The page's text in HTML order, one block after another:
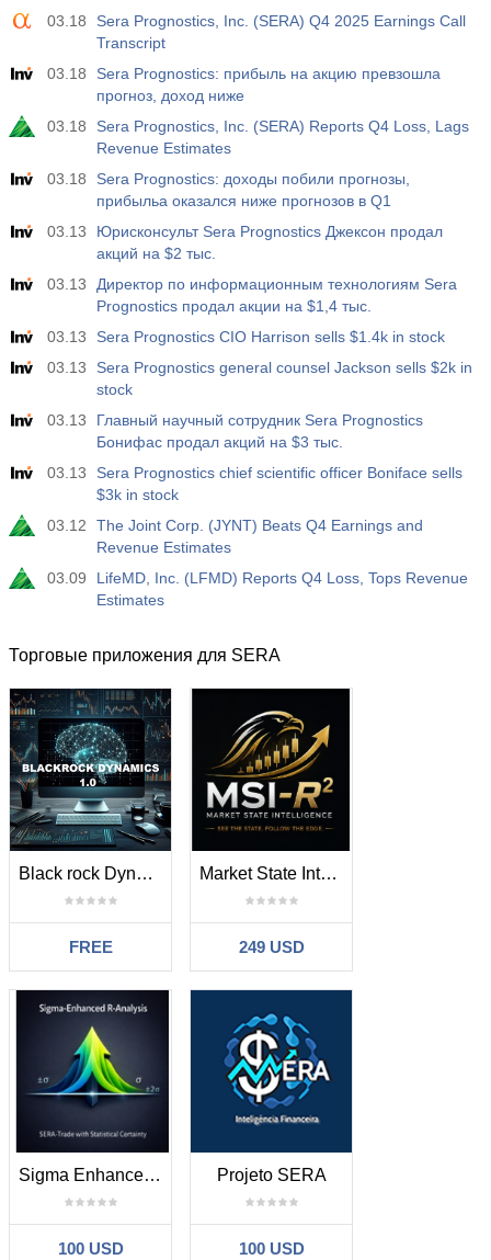
03.18
Sera Prognostics, Inc. (SERA) Q4 2025 Earnings Call
Transcript
03.18
Sera Prognostics: прибыль на акцию превзошла
прогноз, доход ниже
03.18
Sera Prognostics, Inc. (SERA) Reports Q4 Loss, Lags
Revenue Estimates
03.18
Sera Prognostics: доходы побили прогнозы,
прибыльa оказался ниже прогнозов в Q1
03.13
Юрисконсульт Sera Prognostics Джексон продал
акций на $2 тыс.
03.13
Директор по информационным технологиям Sera
Prognostics продал акции на $1,4 тыс.
03.13
Sera Prognostics CIO Harrison sells $1.4k in stock
03.13
Sera Prognostics general counsel Jackson sells $2k in
stock
03.13
Главный научный сотрудник Sera Prognostics
Бонифас продал акций на $3 тыс.
03.13
Sera Prognostics chief scientific officer Boniface sells
$3k in stock
03.12
The Joint Corp. (JYNT) Beats Q4 Earnings and
Revenue Estimates
03.09
LifeMD, Inc. (LFMD) Reports Q4 Loss, Tops Revenue
Estimates
Торговые приложения для SERA
Black rock Dynamic
FREE
Market State Intelligence R2
249 USD
Sigma Enhanced Regression Analysis
100 USD
Projeto SERA
100 USD